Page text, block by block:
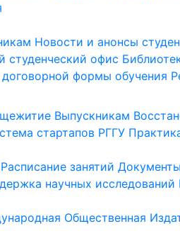
Новости и анонсы
студенческий офис
формы обучения
Выпускникам
стартапов РГГУ
Расписание занятий
научных исследований
Общественная